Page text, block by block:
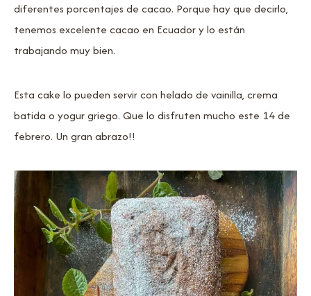
diferentes porcentajes de cacao. Porque hay que decirlo,
tenemos excelente cacao en Ecuador y lo están
trabajando muy bien.
Esta cake lo pueden servir con helado de vainilla, crema
batida o yogur griego. Que lo disfruten mucho este 14 de
febrero. Un gran abrazo!!